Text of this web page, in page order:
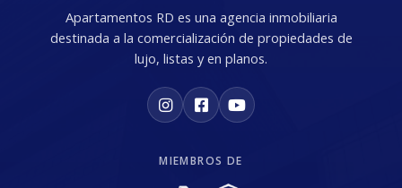
Apartamentos RD es una agencia inmobiliaria
destinada a la comercialización de propiedades de
lujo, listas y en planos.
MIEMBROS DE